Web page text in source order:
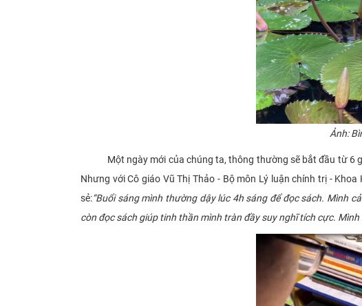
Ảnh:
Một ngày mới của chúng ta, thông thường sẽ bắt đầu từ 6 giờ
Nhưng với Cô giáo Vũ Thị Thảo - Bộ môn Lý luận chính trị -
sẻ:“Buổi sáng mình thường dậy lúc 4h sáng để đọc sách. Mình
còn đọc sách giúp tinh thần mình tràn đầy suy nghĩ tích cực.